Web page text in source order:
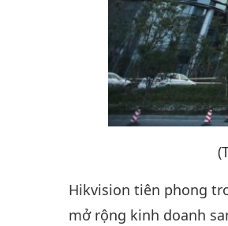
Hikvision tiên phong
mở rộng kinh doanh